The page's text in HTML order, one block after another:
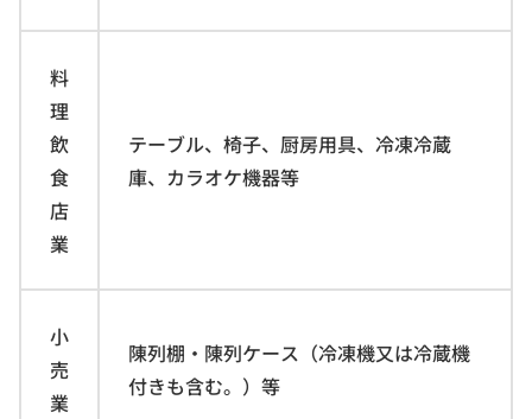
料
理
飲
食
店
業
テーブル、椅子、厨房用具、冷凍冷蔵
庫、カラオケ機器等
小
売
業
陳列棚・陳列ケース（冷凍機又は冷蔵機
付きも含む。）等